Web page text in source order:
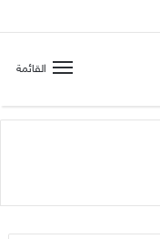
القائمة